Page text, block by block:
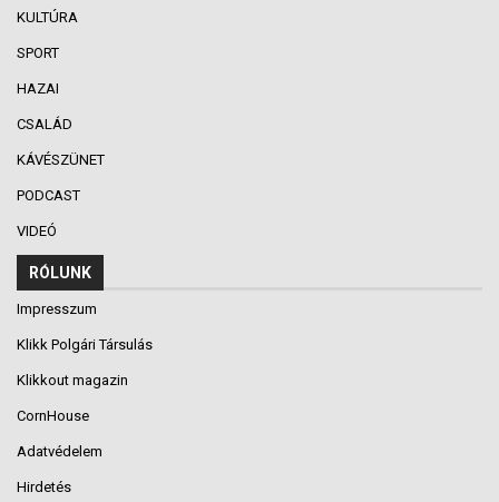
KULTÚRA
SPORT
HAZAI
CSALÁD
KÁVÉSZÜNET
PODCAST
VIDEÓ
RÓLUNK
Impresszum
Klikk Polgári Társulás
Klikkout magazin
CornHouse
Adatvédelem
Hirdetés